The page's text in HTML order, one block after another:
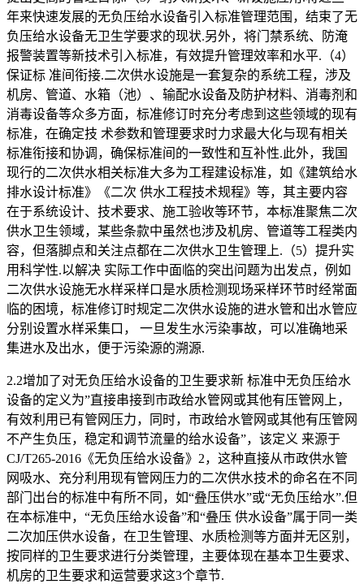
年来快速发展的无负压给水设备引入标准管理范围，结束了无
负压给水设备无卫生学要求的现状.另外，将门禁系统、防淹
报警装置等新技术引入标准，有效提升管理效率和水平.（4）
保证标 准间衔接.二次供水设施是一套复杂的系统工程，涉及
机房、管道、水箱（池）、输配水设备及防护材料、消毒剂和
消毒设备等众多方面，标准修订时充分考虑到这些领域的现有
标准，在确定技 术参数和管理要求时力求最大化与现有相关
标准衔接和协调，确保标准间的一致性和互补性.此外，我国
现行的二次供水相关标准大多为工程建设标准，如《建筑给水
排水设计标准》《二次 供水工程技术规程》等，其主要内容
在于系统设计、技术要求、施工验收等环节，本标准聚焦二次
供水卫生领域，某些条款中虽然也涉及机房、管道等工程类内
容，但落脚点和关注点都在二次供水卫生管理上.（5）提升实
用科学性.以解决 实际工作中面临的突出问题为出发点，例如
二次供水设施无水样采样口是水质检测现场采样环节时经常面
临的困境，标准修订时规定二次供水设施的进水管和出水管应
分别设置水样采集口， 一旦发生水污染事故，可以准确地采
集进水及出水，便于污染源的溯源.
2.2增加了对无负压给水设备的卫生要求新 标准中无负压给水
设备的定义为”直接串接到市政给水管网或其他有压管网上，
有效利用已有管网压力，同时，市政给水管网或其他有压管网
不产生负压，稳定和调节流量的给水设备”，该定义 来源于
CJ/T265-2016《无负压给水设备》2，这种直接从市政供水管
网吸水、充分利用现有管网压力的二次供水技术的命名在不同
部门出台的标准中有所不同，如“叠压供水”或“无负压给水”.但
在本标准中，“无负压给水设备”和“叠压 供水设备”属于同一类
二次加压供水设备，在卫生管理、水质检测等方面并无区别，
按同样的卫生要求进行分类管理，主要体现在基本卫生要求、
机房的卫生要求和运营要求这3个章节.